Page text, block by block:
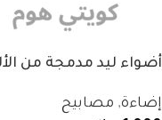
أضواء ليد مدمجة من
إضاءة, مصابيح